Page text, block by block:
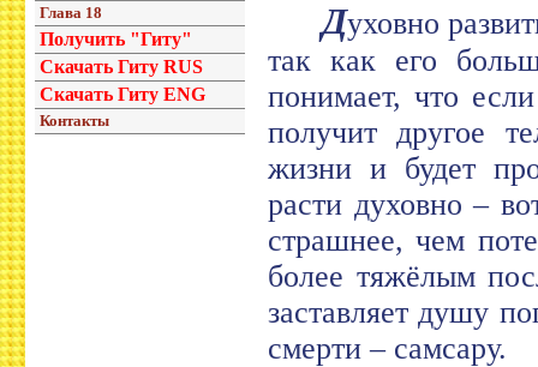
Глава 18
Получить "Гиту"
Скачать Гиту RUS
Скачать Гиту ENG
Контакты
Духовно
так как его
понимает, что
получит другое
жизни и будет
расти духовно –
страшнее, чем
более тяжёлым
заставляет душу
смерти – самсару.